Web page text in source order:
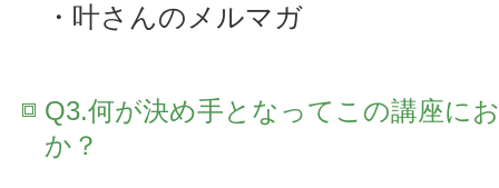
・叶さんのメルマガ
Q3.何が決め手となってこの講座に
か？